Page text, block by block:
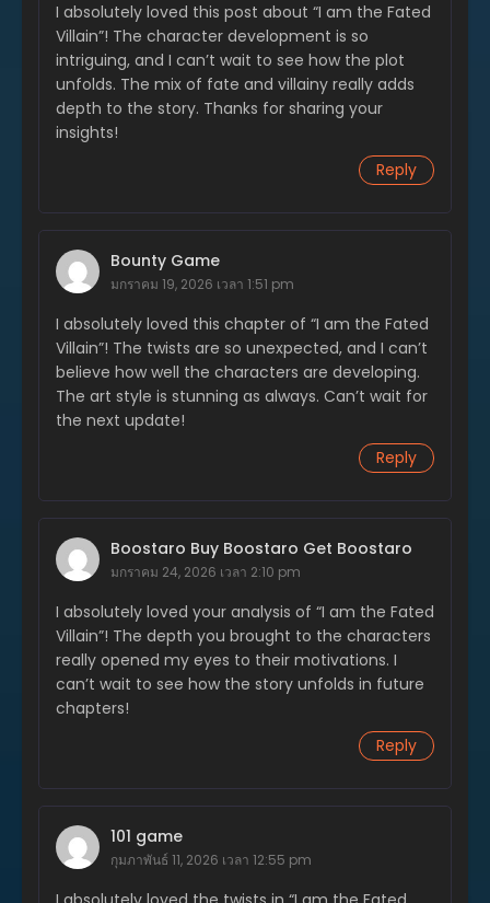
มิถุนายน 19, 2025
ตอนที่ 255
มิถุนายน 19, 2025
มิถุนายน 15, 2025
ตอนที่ 252
ตอนที่ 251
มิถุนายน 15, 2025
ตอนที่ 250
ตอนที่ 248
มิถุนายน 11, 2025
ตอนที่ 247
ตอนที่ 246
มิถุนายน 11, 2025
ตอนที่ 244
พฤษภาคม 31, 2025
ตอนที่ 243
I absolutely loved this post about “I am the Fated
Villain”! The character development is so
intriguing, and I can’t wait to see how the plot
unfolds. The mix of fate and villainy really adds
depth to the story. Thanks for sharing your
insights!
Reply
Bounty Game
มกราคม 19, 2026 เวลา 1:51 pm
I absolutely loved this chapter of “I am the Fated
Villain”! The twists are so unexpected, and I can’t
believe how well the characters are developing.
The art style is stunning as always. Can’t wait for
the next update!
Reply
Boostaro Buy Boostaro Get Boostaro
มกราคม 24, 2026 เวลา 2:10 pm
I absolutely loved your analysis of “I am the Fated
Villain”! The depth you brought to the characters
really opened my eyes to their motivations. I
can’t wait to see how the story unfolds in future
chapters!
Reply
101 game
กุมภาพันธ์ 11, 2026 เวลา 12:55 pm